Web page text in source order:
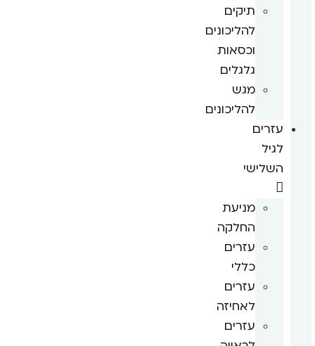
תיקים
להליכונים
וכסאות
גלגלים
מגש
להליכונים
עזרים
לגיל
השלישי
מניעת
החלקה
עזרים
כללי
עזרים
לאחיזה
עזרים